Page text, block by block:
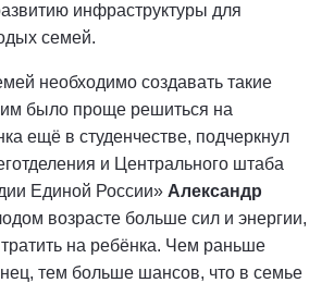
инфраструктуры для
семей.
необходимо создавать такие
было проще решиться на
ещё в студенчестве, подчеркнул
и Центрального штаба
Единой России» Александр
возрасте больше сил и энергии,
на ребёнка. Чем раньше
тем больше шансов, что в семье